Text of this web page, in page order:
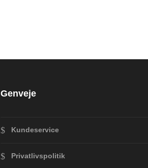
Genveje
Kundeservice
Privatlivspolitik